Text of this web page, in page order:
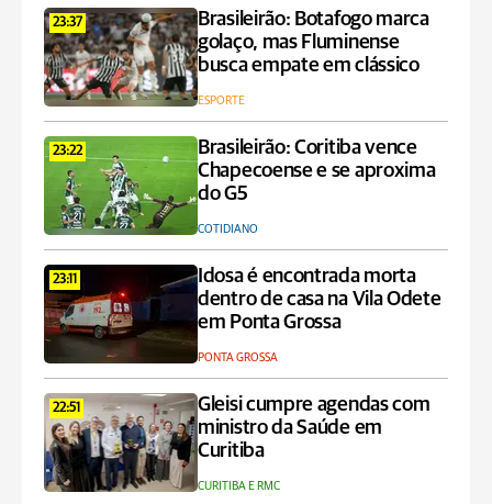
23:37
Brasileirão: Botafogo marca
golaço, mas Fluminense
busca empate em clássico
ESPORTE
23:22
Brasileirão: Coritiba vence
Chapecoense e se aproxima
do G5
COTIDIANO
23:11
Idosa é encontrada morta
dentro de casa na Vila Odete
em Ponta Grossa
PONTA GROSSA
22:51
Gleisi cumpre agendas com
ministro da Saúde em
Curitiba
CURITIBA E RMC